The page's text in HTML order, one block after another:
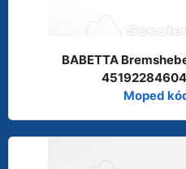
BABETTA
Moped